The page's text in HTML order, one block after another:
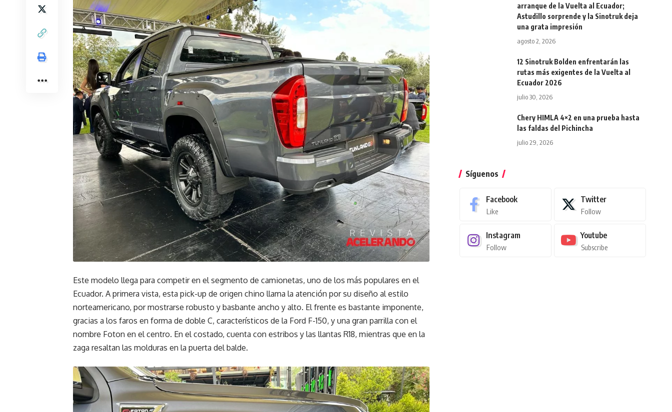
Este modelo llega para competir en el segmento de camionetas, uno de los más populares en el
Ecuador. A primera vista, esta pick-up de origen chino llama la atención por su diseño al estilo
norteamericano, por mostrarse robusto y basbante ancho y alto. El frente es bastante imponente,
gracias a los faros en forma de doble C, característicos de la Ford F-150, y una gran parrilla con el
nombre Foton en el centro. En el costado, cuenta con estribos y las llantas R18, mientras que en la
zaga resaltan las molduras en la puerta del balde.
arranque de la Vuelta al Ecuador;
Astudillo sorprende y la Sinotruk deja
una grata impresión
agosto 2, 2026
12 Sinotruk Bolden enfrentarán las
rutas más exigentes de la Vuelta al
Ecuador 2026
julio 30, 2026
Chery HIMLA 4×2 en una prueba hasta
las faldas del Pichincha
julio 29, 2026
Síguenos
Facebook
Like
Twitter
Follow
Instagram
Follow
Youtube
Subscribe